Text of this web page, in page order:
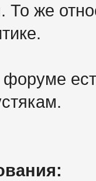
То же